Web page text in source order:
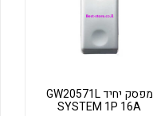
לכל מוצרי היצרן
מפסק יחיד GW20571L
SYSTEM 1P 16A